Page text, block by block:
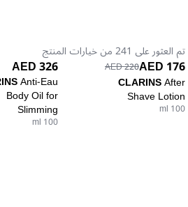
تم العثور على 241 من خيارات المنتج
176 AED
220 AED
CLARINSAfter
Shave Lotion
100 ml
326 AED
Anti-Eau
Body Oil for
Slimming
100 ml